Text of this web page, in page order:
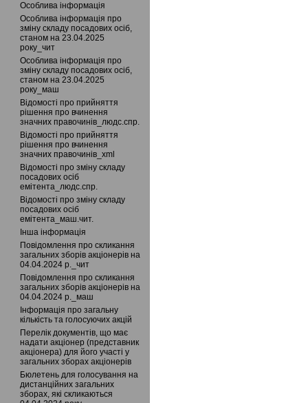
Особлива інформація
Особлива інформація про
зміну складу посадових осіб,
станом на 23.04.2025
року_чит
Особлива інформація про
зміну складу посадових осіб,
станом на 23.04.2025
року_маш
Відомості про прийняття
рішення про вчинення
значних правочинів_людс.спр.
Відомості про прийняття
рішення про вчинення
значних правочинів_xml
Відомості про зміну складу
посадових осіб
емітента_людс.спр.
Відомості про зміну складу
посадових осіб
емітента_маш.чит.
Інша інформація
Повідомлення про скликання
загальних зборів акціонерів на
04.04.2024 р._чит
Повідомлення про скликання
загальних зборів акціонерів на
04.04.2024 р._маш
Інформація про загальну
кількість та голосуючих акцій
Перелік документів, що має
надати акціонер (представник
акціонера) для його участі у
загальних зборах акціонерів
Бюлетень для голосування на
дистанційних загальних
зборах, які скликаються